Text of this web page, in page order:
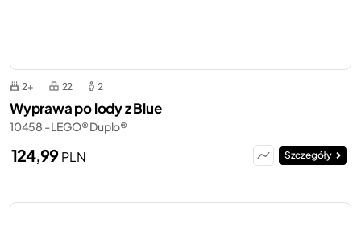
2+ 22 2
Wyprawa po lody z Blue
10458 - LEGO® Duplo®
124,99PLN Szczegóły